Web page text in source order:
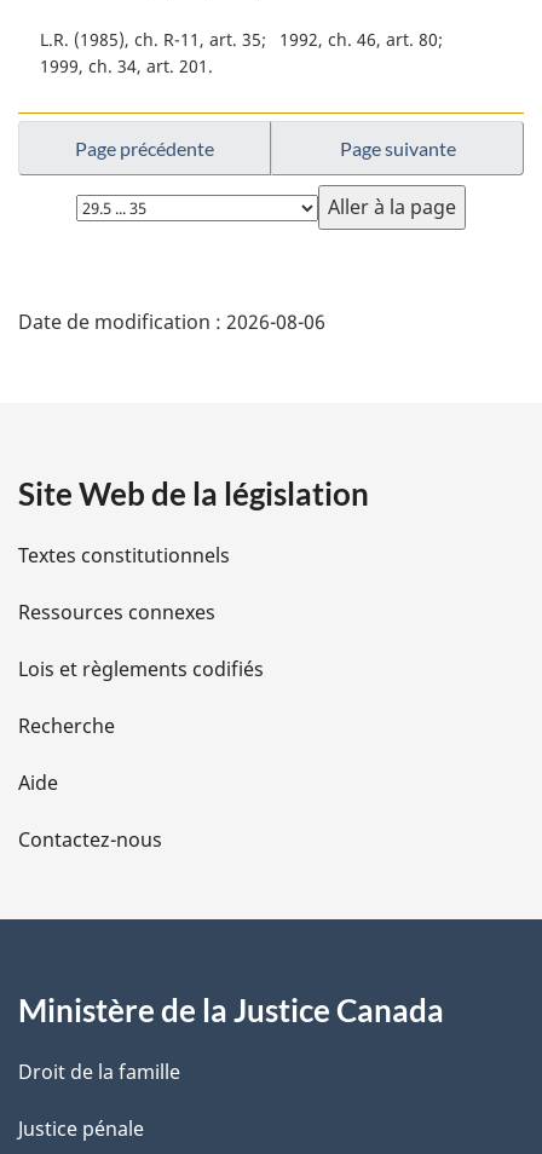
L.R. (1985), ch. R-11, art. 35
1992, ch. 46, art. 80
1999, ch. 34, art. 201
Page précédente Page suivante
Choisissez
la
é
i
l
s
d
e
l
a
e
Date de modification : 2026-08-06
Site Web de la législation
Textes constitutionnels
Ressources connexes
Lois et règlements codifiés
Recherche
Aide
Contactez-nous
Ministère de la Justice Canada
Droit de la famille
Justice pénale